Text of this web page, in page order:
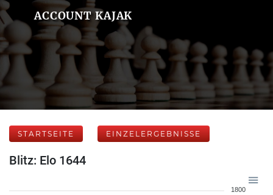
ACCOUNT KAJAK
STARTSEITE EINZELERGEBNISSE
Blitz: Elo 1644
1800